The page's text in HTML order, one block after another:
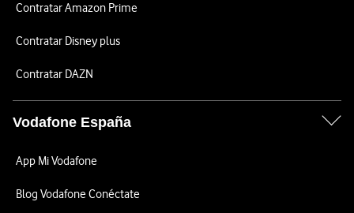
Contratar Amazon Prime
Contratar Disney plus
Contratar DAZN
Vodafone España
App Mi Vodafone
Blog Vodafone Conéctate